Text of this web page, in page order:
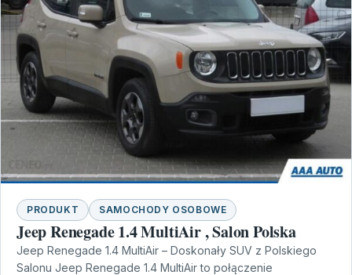
PRODUKT SAMOCHODY OSOBOWE
Jeep Renegade 1.4 MultiAir , Salon Polska
Jeep Renegade 1.4 MultiAir – Doskonały SUV z Polskiego
Salonu Jeep Renegade 1.4 MultiAir to połączenie